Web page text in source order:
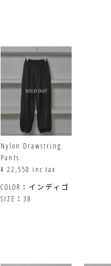
Nylon Drawstring
Pants
¥ 22,550 inc tax
COLOR：インディゴ
SIZE：38